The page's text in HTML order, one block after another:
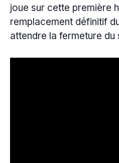
joue sur cette première
remplacement définitif
attendre la fermeture du